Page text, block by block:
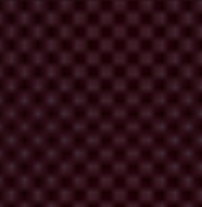
your email address in the email we just